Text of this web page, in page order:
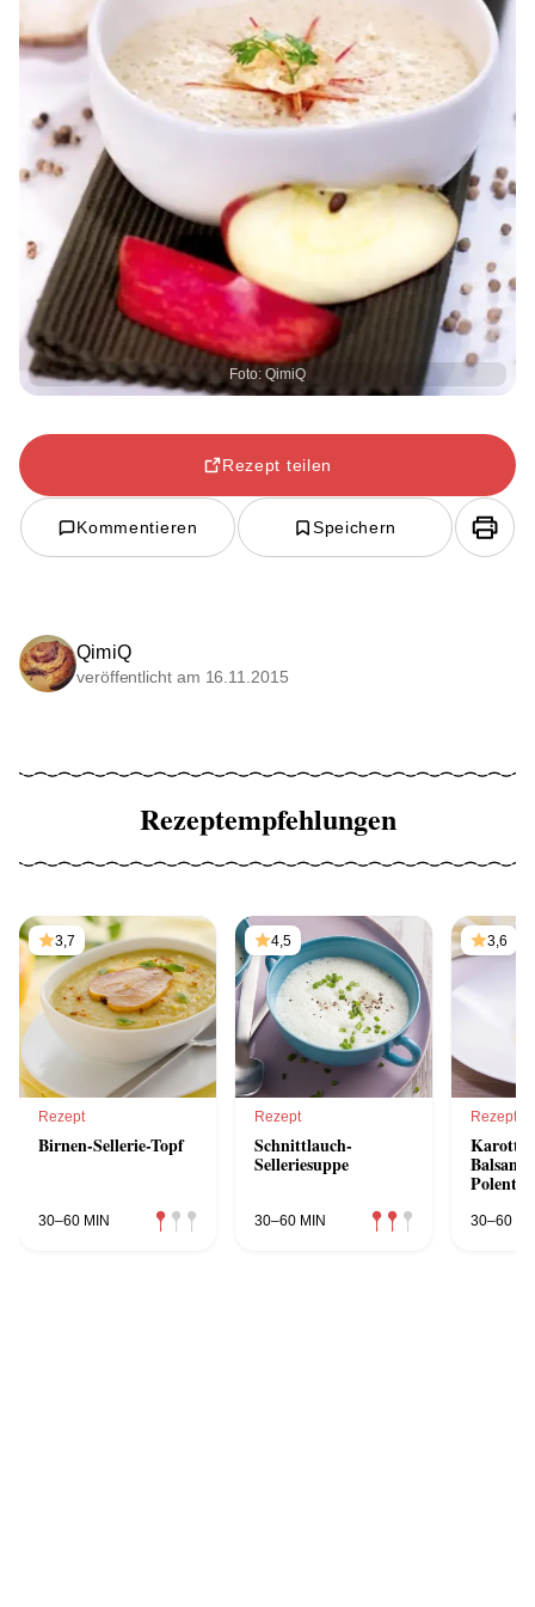
Foto: QimiQ
Rezept teilen
Kommentieren Speichern
QimiQ
veröffentlicht am 16.11.2015
Rezeptempfehlungen
3,7
Rezept
Birnen-Sellerie-Topf
30–60 MIN
4,5
Rezept
Schnittlauch-
Selleriesuppe
30–60 MIN
3,6
Rezept
Polenta-
30–60